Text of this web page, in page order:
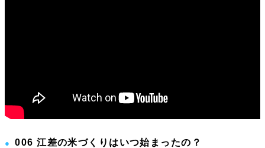
006 江差の米づくりはいつ始まったの？